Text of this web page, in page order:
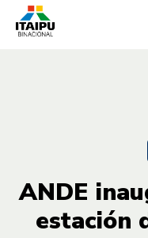
ANDE
estación